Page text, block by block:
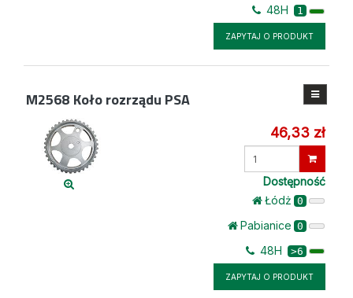
48H 1
ZAPYTAJ O PRODUKT
M2568 Koło rozrządu PSA
46,33 zł
Dostępność
Łódż 0
Pabianice 0
48H >6
ZAPYTAJ O PRODUKT